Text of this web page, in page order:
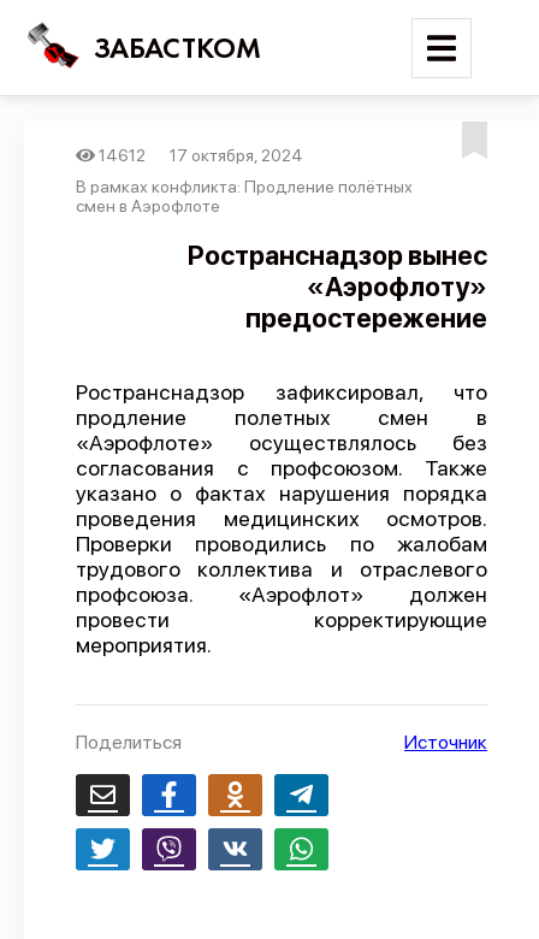
ЗАБАСТКОМ
Войти
Поиск
Карта событий
Отчеты
Предложить публикацию
Справочник
API
О проекте
Политика конфиденциальности
14612
17 октября, 2024
В рамках конфликта: Продление полётных
смен в Аэрофлоте
Ространснадзор вынес
«Аэрофлоту»
предостережение
Ространснадзор зафиксировал, что
продление полетных смен в
«Аэрофлоте» осуществлялось без
согласования с профсоюзом. Также
указано о фактах нарушения порядка
проведения медицинских осмотров.
Проверки проводились по жалобам
трудового коллектива и отраслевого
профсоюза. «Аэрофлот» должен
провести корректирующие
мероприятия.
Поделиться Источник